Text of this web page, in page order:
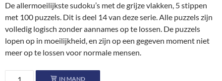
De allermoeilijkste sudoku’s met de grijze vlakken, 5 stippen
met 100 puzzels. Dit is deel 14 van deze serie. Alle puzzels zijn
volledig logisch zonder aannames op te lossen. De puzzels
lopen op in moeilijkheid, en zijn op een gegeven moment niet
meer op te lossen voor normale mensen.
Hyper
IN MAND